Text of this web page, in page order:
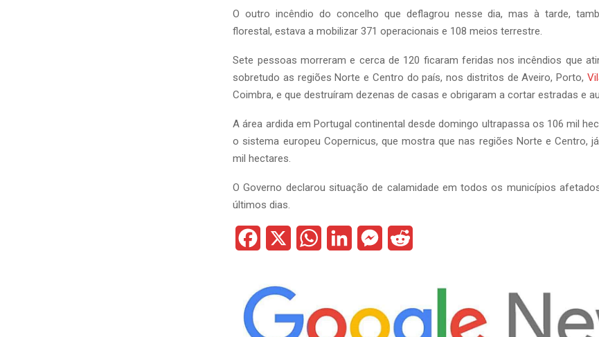
O outro incêndio do concelho que deflagrou nesse dia, mas à tarde,
florestal, estava a mobilizar 371 operacionais e 108 meios terrestre.
Sete pessoas morreram e cerca de 120 ficaram feridas nos incêndios que
sobretudo as regiões Norte e Centro do país, nos distritos de Aveiro, Porto,
Coimbra, e que destruíram dezenas de casas e obrigaram a cortar estradas e
A área ardida em Portugal continental desde domingo ultrapassa os 106 mil
o sistema europeu Copernicus, que mostra que nas regiões Norte e Centro,
mil hectares.
O Governo declarou situação de calamidade em todos os municípios
últimos dias.
c
W
t
k
M
s
d